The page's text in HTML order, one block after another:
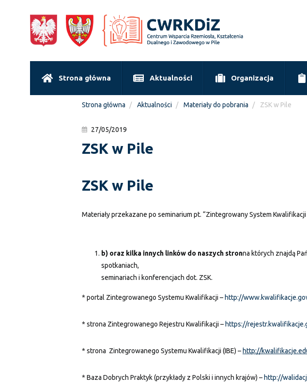
Strona główna Aktualności Organizacja
Strona główna Aktualności Materiały do pobrania ZSK w Pile
27/05/2019
ZSK w Pile
ZSK w Pile
Materiały przekazane po seminarium pt. “Zintegrowany System
b) oraz kilka innych linków do naszych stronna których znajdą
spotkaniach,
seminariach i konferencjach dot. ZSK.
* portal Zintegrowanego Systemu Kwalifikacji – http://
* strona Zintegrowanego Rejestru Kwalifikacji – https://
* strona Zintegrowanego Systemu Kwalifikacji (IBE) – http://
* Baza Dobrych Praktyk (przykłady z Polski i innych krajów) – http://